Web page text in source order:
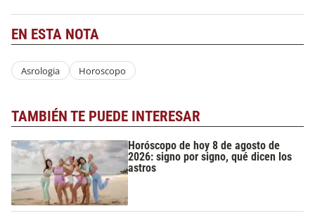
EN ESTA NOTA
Asrologia Horoscopo
TAMBIÉN TE PUEDE INTERESAR
Horóscopo de hoy 8 de agosto de
2026: signo por signo, qué dicen los
astros